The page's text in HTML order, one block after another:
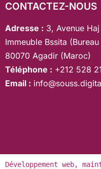
CONTACTEZ-NOUS
Adresse : 3, Avenue
Immeuble Bssita
80070 Agadir (Maroc)
Téléphone : +212 528
Email :
Développement web,